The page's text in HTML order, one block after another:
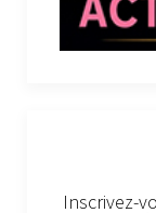
Inscrivez-